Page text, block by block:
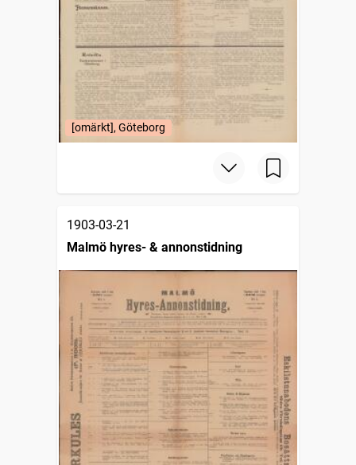
[omärkt], Göteborg
1903-03-21
Malmö hyres- & annonstidning